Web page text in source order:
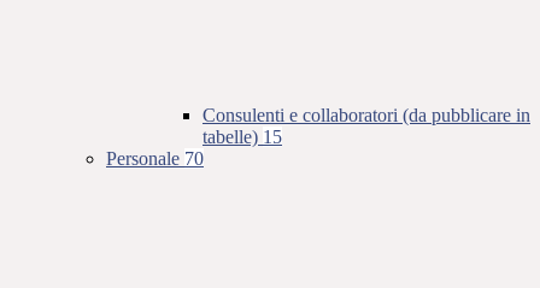
Consulenti e collaboratori (da pubblicare in
tabelle) 15
Personale 70